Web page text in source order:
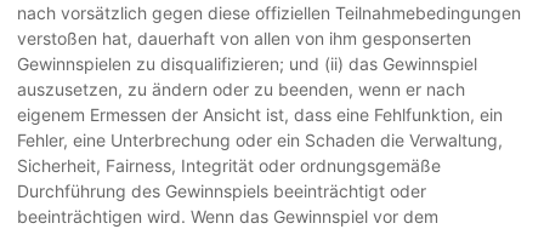
nach vorsätzlich gegen diese offiziellen Teilnahmebedingungen
verstoßen hat, dauerhaft von allen von ihm gesponserten
Gewinnspielen zu disqualifizieren; und (ii) das Gewinnspiel
auszusetzen, zu ändern oder zu beenden, wenn er nach
eigenem Ermessen der Ansicht ist, dass eine Fehlfunktion, ein
Fehler, eine Unterbrechung oder ein Schaden die Verwaltung,
Sicherheit, Fairness, Integrität oder ordnungsgemäße
Durchführung des Gewinnspiels beeinträchtigt oder
beeinträchtigen wird. Wenn das Gewinnspiel vor dem